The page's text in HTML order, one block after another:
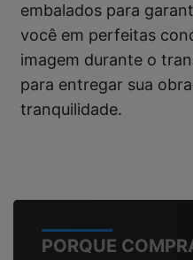
embalados para
você em perfeitas
imagem durante o
para entregar sua
tranquilidade.
PORQUE